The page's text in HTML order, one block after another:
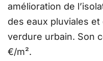
amélioration de
des eaux pluviales et
verdure urbain. Son
€/m².